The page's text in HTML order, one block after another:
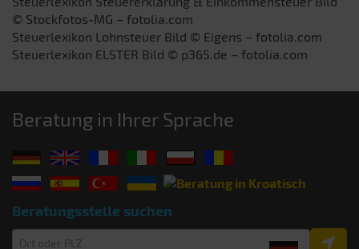
© Stockfotos-MG – fotolia.com
Steuerlexikon Lohnsteuer Bild © Eigens – fotolia.com
Steuerlexikon ELSTER Bild © p365.de – fotolia.com
Beratung in Ihrer Sprache
Beratungsstelle suchen